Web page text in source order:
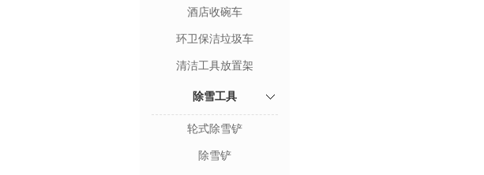
酒店收碗车
环卫保洁垃圾车
清洁工具放置架
除雪工具
轮式除雪铲
除雪铲